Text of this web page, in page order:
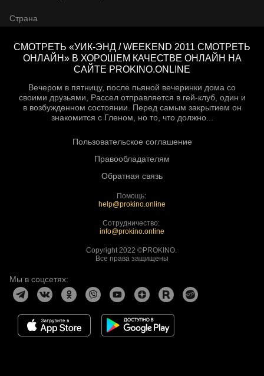
Страна
СМОТРЕТЬ «УИК-ЭНД / WEEKEND 2011 СМОТРЕТЬ
ОНЛАЙН» В ХОРОШЕМ КАЧЕСТВЕ ОНЛАЙН НА
САЙТЕ PROKINO.ONLINE
Вечером в пятницу, после пьяной вечеринки дома со
своими друзьями, Рассел отправляется в гей-клуб, один и
в возбужденном состоянии. Перед самым закрытием он
знакомится с Гленом, но то, что должно...
Пользовательское соглашение
Правообладателям
Обратная связь
Помощь:
help@prokino.online
Сотрудничество:
info@prokino.online
Copyright 2022 ©PROKINO.
Все права защищены
Мы в соцсетях: